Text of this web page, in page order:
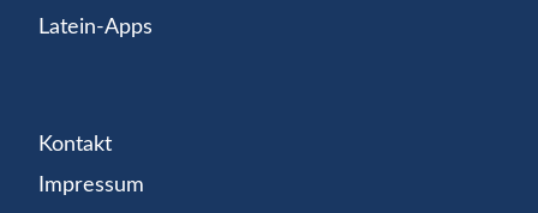
Latein-Apps
Kontakt
Impressum